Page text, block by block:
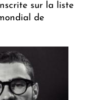
sur la liste
de